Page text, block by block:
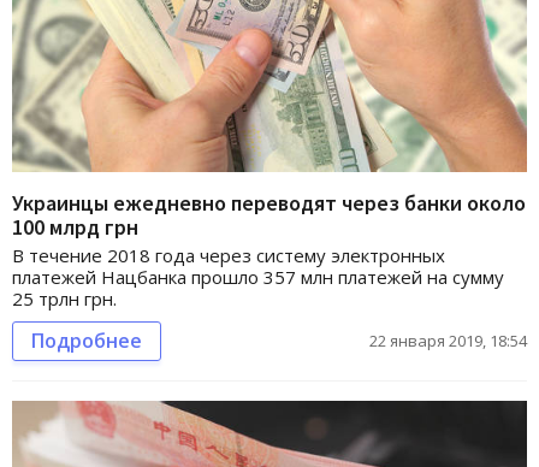
Украинцы ежедневно переводят через банки около
100 млрд грн
В течение 2018 года через систему электронных
платежей Нацбанка прошло 357 млн платежей на сумму
25 трлн грн.
Подробнее 22 января 2019, 18:54